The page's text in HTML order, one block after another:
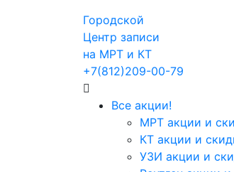
Городской
Центр записи
на МРТ и КТ
+7(812)209-00-79
Все акции!
МРТ акции и
КТ акции и
УЗИ акции и